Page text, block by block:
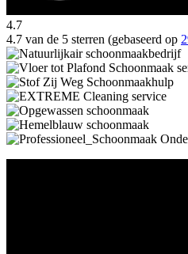
4.7
4.7 van de 5 sterren (gebaseerd op